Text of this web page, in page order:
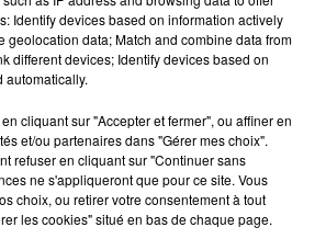
séjour en famille au cœur
la...
Vacances : inscrivez-
!
Identify devices based on information actively
geolocation data; Match and combine data from
different devices; Identify devices based on
automatically.
cliquant sur "Accepter et fermer", ou affiner en
et/ou partenaires dans "Gérer mes choix".
refuser en cliquant sur "Continuer sans
ne s'appliqueront que pour ce site. Vous
choix, ou retirer votre consentement à tout
les cookies" situé en bas de chaque page.